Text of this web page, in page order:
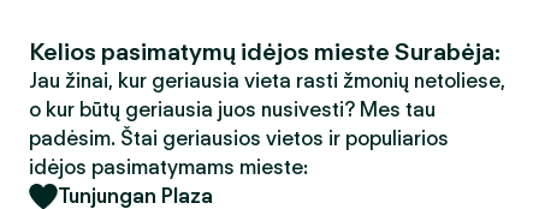
Kelios pasimatymų idėjos mieste Surabėja:
Jau žinai, kur geriausia vieta rasti žmonių netoliese,
o kur būtų geriausia juos nusivesti? Mes tau
padėsim. Štai geriausios vietos ir populiarios
idėjos pasimatymams mieste:
Tunjungan Plaza